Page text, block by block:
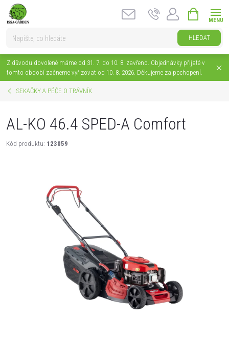
Přejít
HLEDAT
KOŠÍK
Z důvodu dovolené máme od 31. 7. do 10. 8. zavřeno. Objednávky přijaté v
tomto období začneme vyřizovat od 10. 8. 2026. Děkujeme za pochopení.
SEKAČKY A PÉČE O TRÁVNÍK
AL-KO 46.4 SPED-A Comfort
Kód produktu: 123059